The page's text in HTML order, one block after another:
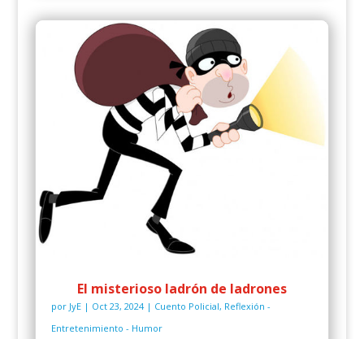
El misterioso ladrón de ladrones
por JyE| Oct 23, 2024| Cuento Policial, Reflexión -
Entretenimiento - Humor